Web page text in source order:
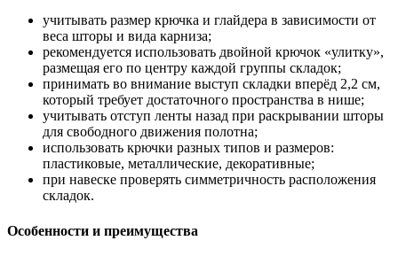
учитывать размер крючка и глайдера в зависимости от
веса шторы и вида карниза;
рекомендуется использовать двойной крючок «улитку»,
размещая его по центру каждой группы складок;
принимать во внимание выступ складки вперёд 2,2 см,
который требует достаточного пространства в нише;
учитывать отступ ленты назад при раскрывании шторы
для свободного движения полотна;
использовать крючки разных типов и размеров:
пластиковые, металлические, декоративные;
при навеске проверять симметричность расположения
складок.
Особенности и преимущества